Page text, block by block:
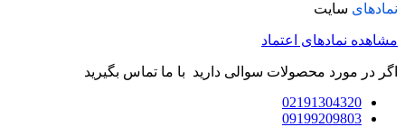
نمادهای سایت
مشاهده نمادهای اعتماد
اگر در مورد محصولات سوالی دارید با ما تماس بگیرید
02191304320
09199209803